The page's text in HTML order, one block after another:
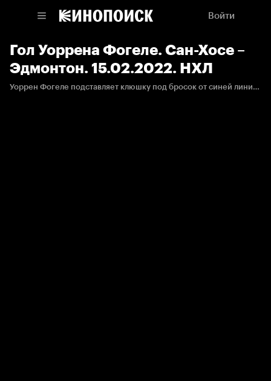
Войти
Гол Уоррена Фогеле. Сан-Хосе –
Эдмонтон. 15.02.2022. НХЛ
Уоррен Фогеле подставляет клюшку под бросок от синей линии и открывает счет